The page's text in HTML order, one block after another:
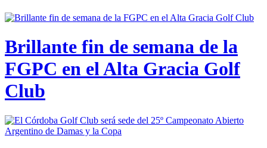
Brillante fin de semana de la
FGPC en el Alta Gracia Golf
Club